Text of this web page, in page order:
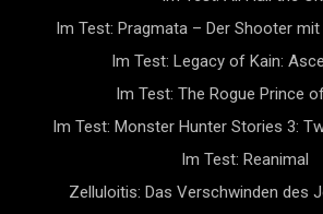
Im Test: Pragmata – Der Shooter
Im Test: Legacy of Kain:
Im Test: The Rogue Prince
Im Test: Monster Hunter Stories 3:
Im Test: Reanimal
Zelluloitis: Das Verschwinden des